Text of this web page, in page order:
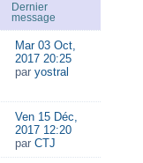
Dernier
message
Mar 03 Oct,
2017 20:25
par yostral
Ven 15 Déc,
2017 12:20
par CTJ